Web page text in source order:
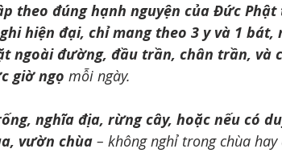
theo đúng hạnh nguyện của Đức
hiện đại, chỉ mang theo 3 y và 1 bát,
ngoài đường, đầu trần, chân trần, và
giờ ngọ mỗi ngày.
nghĩa địa, rừng cây, hoặc nếu có
vườn chùa – không nghỉ trong chùa